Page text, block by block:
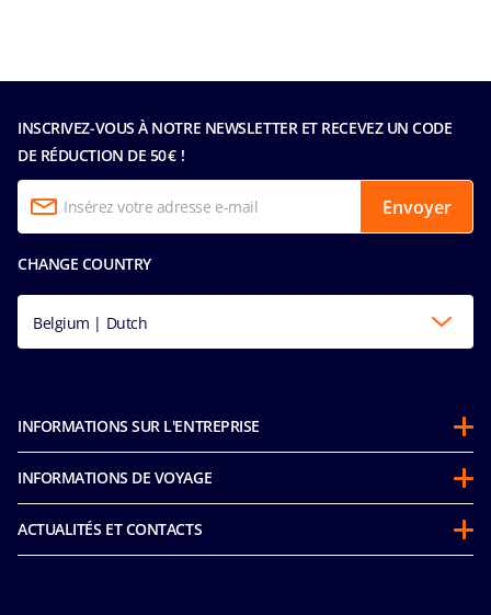
INSCRIVEZ-VOUS À NOTRE NEWSLETTER ET RECEVEZ UN CODE
DE RÉDUCTION DE 50 € !
Envoyer
CHANGE COUNTRY
Belgium | Dutch
INFORMATIONS SUR L'ENTREPRISE
À propos de MSC
Partenariats
Développement durable
MICE & Charters
INFORMATIONS DE VOYAGE
Stay and Cruise
Voucher pour une future croisière
ACTUALITÉS ET CONTACTS